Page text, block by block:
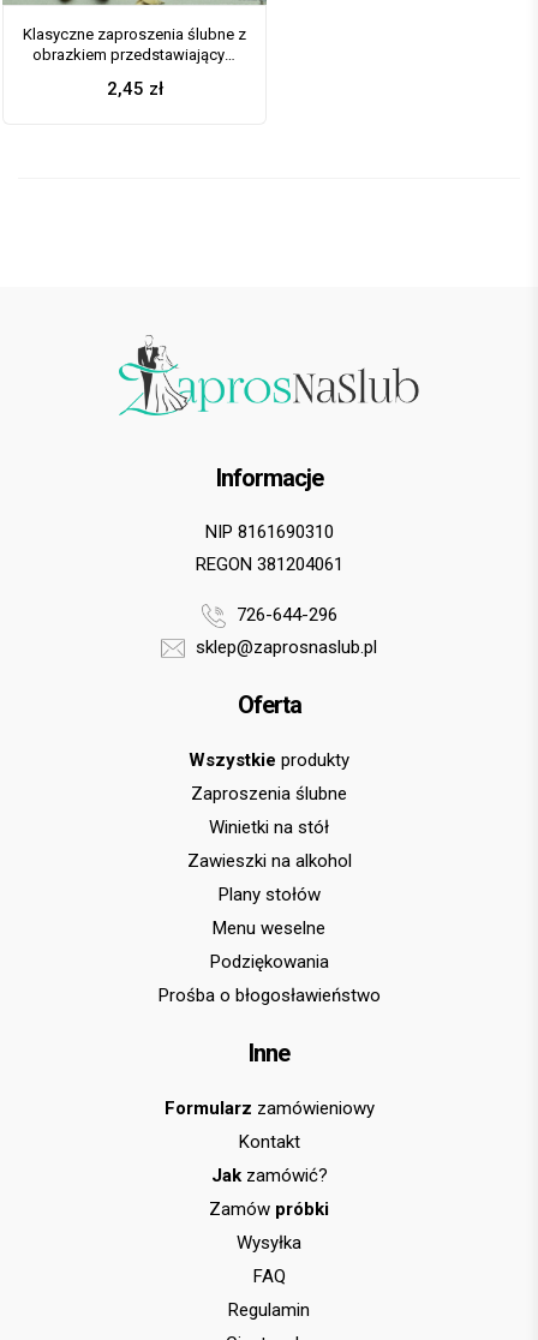
Klasyczne zaproszenia ślubne z
obrazkiem przedstawiającym
rękach Panią Młodą. ZAP-56-02
2,45 zł
Informacje
NIP 8161690310
REGON 381204061
726-644-296
sklep@zaprosnaslub.pl
Oferta
Wszystkie produkty
Zaproszenia ślubne
Winietki na stół
Zawieszki na alkohol
Plany stołów
Menu weselne
Podziękowania
Prośba o błogosławieństwo
Inne
Formularz zamówieniowy
Kontakt
Jakzamówić?
Zamów próbki
Wysyłka
FAQ
Regulamin